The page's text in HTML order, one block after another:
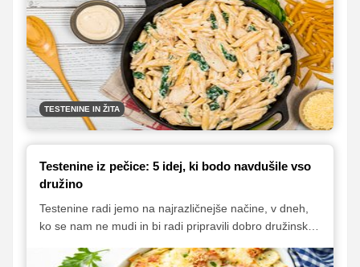
TESTENINE IN ŽITA
Testenine iz pečice: 5 idej, ki bodo navdušile vso
družino
Testenine radi jemo na najrazličnejše načine, v dneh,
ko se nam ne mudi in bi radi pripravili dobro družinsko
slastno zapečemo v pečici. Pečene testenine je